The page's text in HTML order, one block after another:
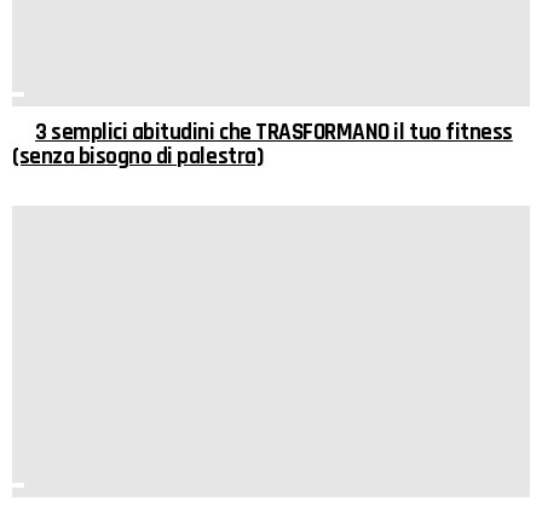
3 semplici abitudini che TRASFORMANO il tuo fitness
(senza bisogno di palestra)